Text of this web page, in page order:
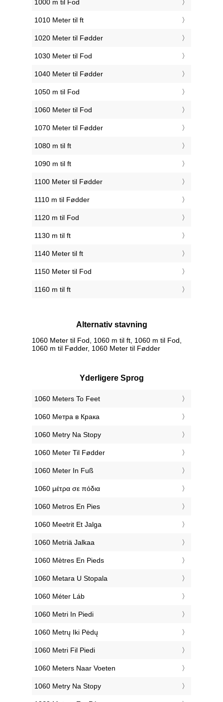
1000 m til Fod
1010 Meter til ft
1020 Meter til Fødder
1030 Meter til Fod
1040 Meter til Fødder
1050 m til Fod
1060 Meter til Fod
1070 Meter til Fødder
1080 m til ft
1090 m til ft
1100 Meter til Fødder
1110 m til Fødder
1120 m til Fod
1130 m til ft
1140 Meter til ft
1150 Meter til Fod
1160 m til ft
Alternativ stavning
1060 Meter til Fod, 1060 m til ft, 1060 m til Fod,
1060 m til Fødder, 1060 Meter til Fødder
Yderligere Sprog
‎1060 Meters To Feet
‎1060 Метра в Крака
‎1060 Metry Na Stopy
‎1060 Meter Til Fødder
‎1060 Meter In Fuß
‎1060 μέτρα σε πόδια
‎1060 Metros En Pies
‎1060 Meetrit Et Jalga
‎1060 Metriä Jalkaa
‎1060 Mètres En Pieds
‎1060 Metara U Stopala
‎1060 Méter Láb
‎1060 Metri In Piedi
‎1060 Metrų Iki Pėdų
‎1060 Metri Fil Piedi
‎1060 Meters Naar Voeten
‎1060 Metry Na Stopy